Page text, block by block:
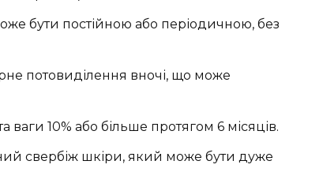
бути постійною або періодичною, без
потовиділення вночі, що може
ваги 10% або більше протягом 6 місяців.
свербіж шкіри, який може бути дуже